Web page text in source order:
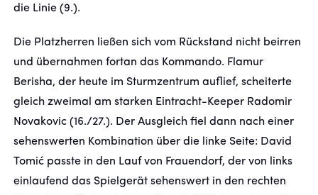
die Linie (9.).
Die Platzherren ließen sich vom Rückstand nicht beirren
und übernahmen fortan das Kommando. Flamur
Berisha, der heute im Sturmzentrum auflief, scheiterte
gleich zweimal am starken Eintracht-Keeper Radomir
Novakovic (16./27.). Der Ausgleich fiel dann nach einer
sehenswerten Kombination über die linke Seite: David
Tomić passte in den Lauf von Frauendorf, der von links
einlaufend das Spielgerät sehenswert in den rechten